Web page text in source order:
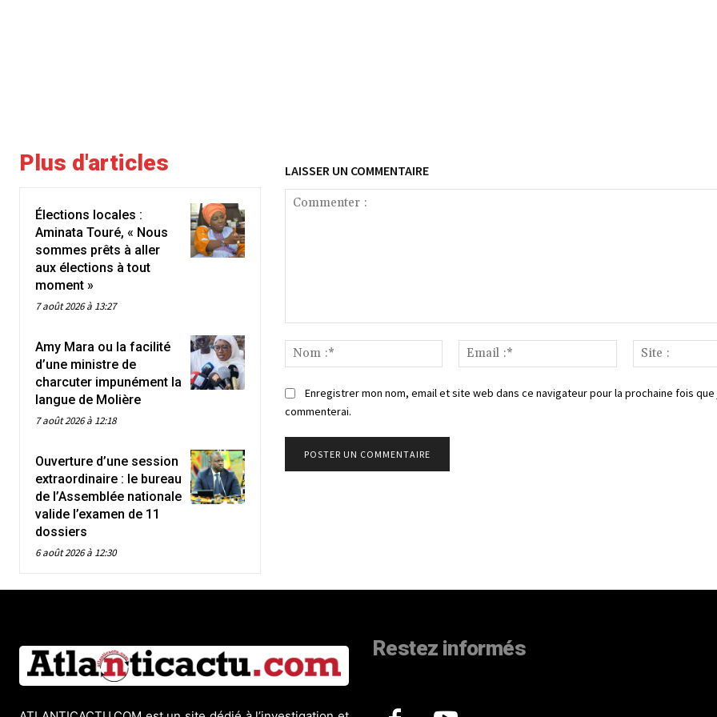
Plus d'articles
Élections locales :
Aminata Touré, « Nous
sommes prêts à aller
aux élections à tout
moment »
7 août 2026 à 13:27
Amy Mara ou la facilité
d’une ministre de
charcuter impunément la
langue de Molière
7 août 2026 à 12:18
Ouverture d’une session
extraordinaire : le bureau
de l’Assemblée nationale
valide l’examen de 11
dossiers
6 août 2026 à 12:30
LAISSER UN COMMENTAIRE
Nom
:*
Email
:*
Enregistrer mon nom, email et site web dans ce navigateur pour la prochaine fois que
commenterai.
Restez informés